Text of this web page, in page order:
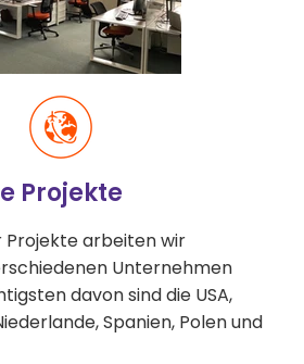
Projekte
Projekte arbeiten wir
Unternehmen
davon sind die USA,
Spanien, Polen und